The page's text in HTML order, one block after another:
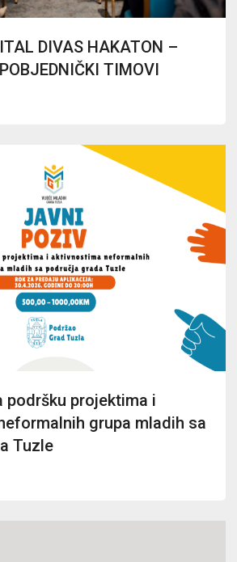
DIVAS HAKATON –
TIMOVI
podršku projektima i
grupa mladih sa
Tuzle